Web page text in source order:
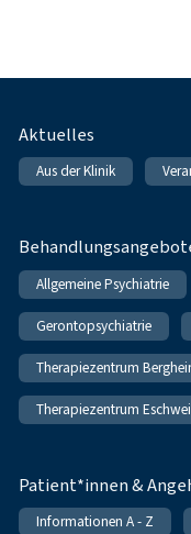
Fußnavigation
Aktuelles
Aus der Klinik
Allgemeine Psychiatrie
Gerontopsychiatrie
Therapiezentrum
Therapiezentrum
Patient*innen &
Informationen A - Z